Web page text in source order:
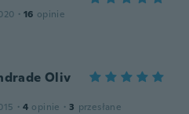
· 16 opinie
Oliv
· 4 opinie · 3 przesłane